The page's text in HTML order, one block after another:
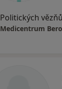
Politických
Medicentrum